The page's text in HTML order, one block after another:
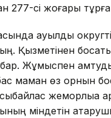
277-сі жоғары
ауылдық
Қызметінен
Жұмыспен
маман өз орнын
жемқорлыққа
міндетін